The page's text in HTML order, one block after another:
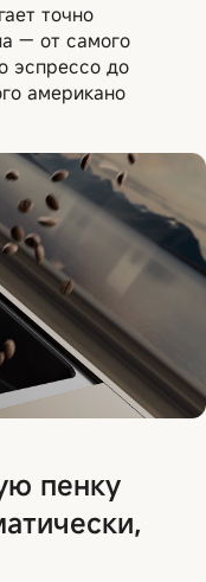
точно
— от самого
эспрессо до
американо
пенку